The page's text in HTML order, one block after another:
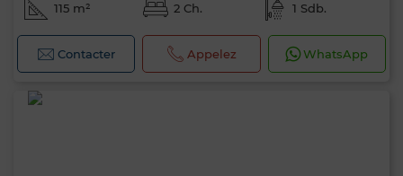
115 m² 2 Ch. 1 Sdb.
Contacter Appelez WhatsApp